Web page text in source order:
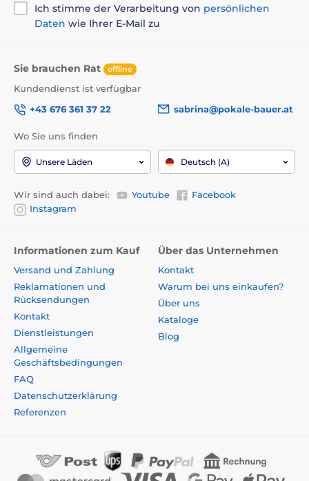
Ich stimme der Verarbeitung von persönlichen
Daten wie Ihrer E-Mail zu
Sie brauchen Rat offline
Kundendienst ist verfügbar
+43 676 361 37 22
sabrina@pokale-bauer.at
Wo Sie uns finden
Unsere Läden Deutsch (A)
Wir sind auch dabei: Youtube
Facebook
Instagram
Informationen zum Kauf
Versand und Zahlung
Reklamationen und
Rücksendungen
Kontakt
Dienstleistungen
Allgemeine
Geschäftsbedingungen
FAQ
Datenschutzerklärung
Referenzen
Über das Unternehmen
Kontakt
Warum bei uns einkaufen?
Über uns
Kataloge
Blog